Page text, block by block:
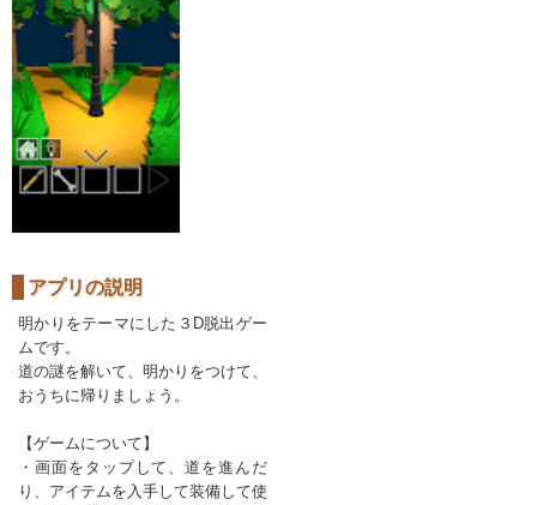
アプリの説明
明かりをテーマにした３D脱出ゲー
ムです。
道の謎を解いて、明かりをつけて、
おうちに帰りましょう。
【ゲームについて】
・画面をタップして、道を進んだ
り、アイテムを入手して装備して使